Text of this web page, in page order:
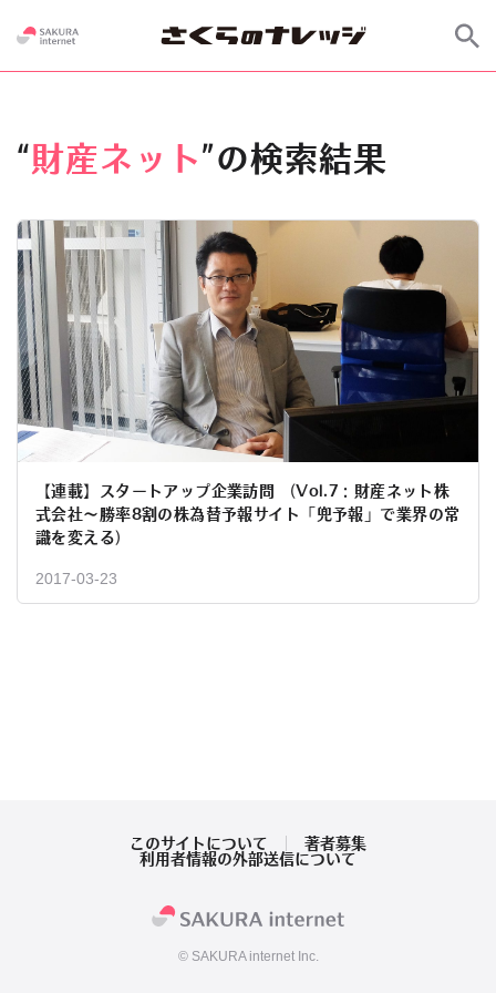
“財産ネット”の検索結果
【連載】スタートアップ企業訪問 （Vol.7：財産ネット株
式会社〜勝率8割の株為替予報サイト「兜予報」で業界の常
識を変える）
2017-03-23
このサイトについて
著者募集
利用者情報の外部送信について
© SAKURA internet Inc.